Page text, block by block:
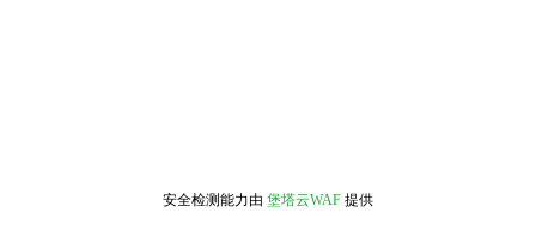
安全检测能力由 堡塔云WAF 提供